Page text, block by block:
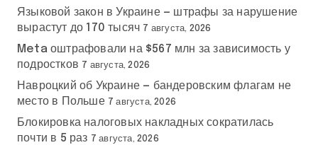
Языковой закон в Украине — штрафы за нарушение
вырастут до 170 тысяч 7 августа, 2026
Meta оштрафовали на $567 млн за зависимость у
подростков 7 августа, 2026
Навроцкий об Украине — бандеровским флагам не
место в Польше 7 августа, 2026
Блокировка налоговых накладных сократилась
почти в 5 раз 7 августа, 2026